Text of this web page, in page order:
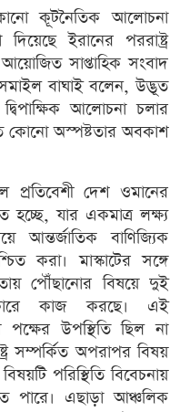
কোনো কূটনৈতিক আলোচনা
ইরানের পররাষ্ট্র
সাপ্তাহিক সংবাদ
বাঘাই বলেন, উদ্ভূত
দ্বিপাক্ষিক আলোচনা চলার
কোনো অস্পষ্টতার অবকাশ
প্রতিবেশী দেশ ওমানের
হচ্ছে, যার একমাত্র লক্ষ্য
বাণিজ্যিক
করা। মাস্কাটের সঙ্গে
পৌঁছানোর বিষয়ে দুই
কাজ করছে। এই
উপস্থিতি ছিল না
সম্পর্কিত অপরাপর বিষয়
পরিস্থিতি বিবেচনায়
পারে। এছাড়া আঞ্চলিক